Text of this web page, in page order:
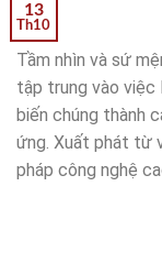
13
Th10
Tầm nhìn và sứ
tập trung vào việc
biến chúng thành
ứng. Xuất phát từ
pháp công nghệ